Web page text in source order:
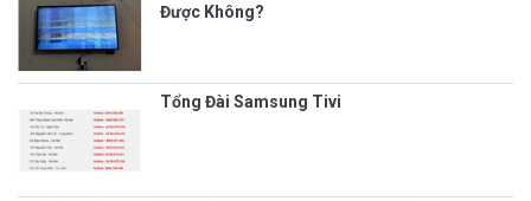
Được Không?
Tổng Đài Samsung Tivi